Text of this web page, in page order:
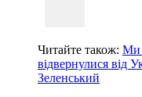
Читайте також: Ми
відвернулися від
Зеленський